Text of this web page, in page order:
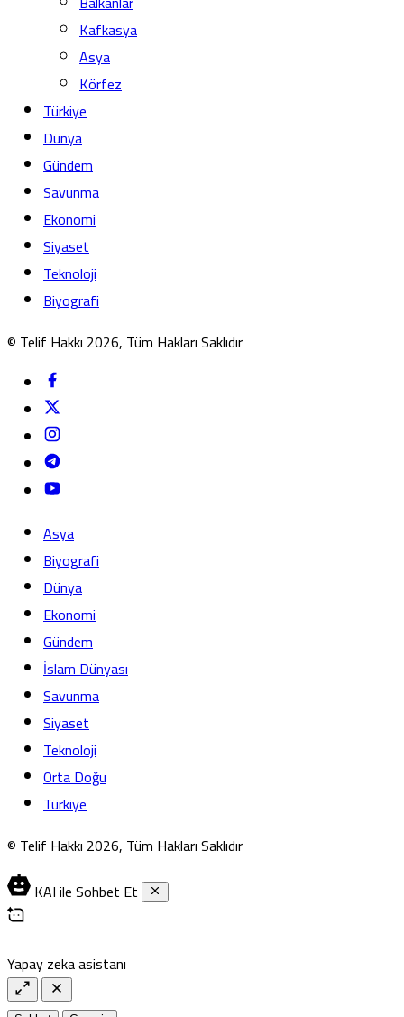
Kafkasya
Asya
Körfez
Türkiye
Dünya
Gündem
Savunma
Ekonomi
Siyaset
Teknoloji
Biyografi
© Telif Hakkı 2026, Tüm Hakları Saklıdır
Asya
Biyografi
Dünya
Ekonomi
Gündem
İslam Dünyası
Savunma
Siyaset
Teknoloji
Orta Doğu
Türkiye
© Telif Hakkı 2026, Tüm Hakları Saklıdır
KAI ile Sohbet Et
Yapay zeka asistanı